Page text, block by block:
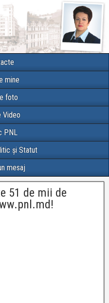
mine
foto
Video
PNL
și Statut
mesaj
51 de mii de